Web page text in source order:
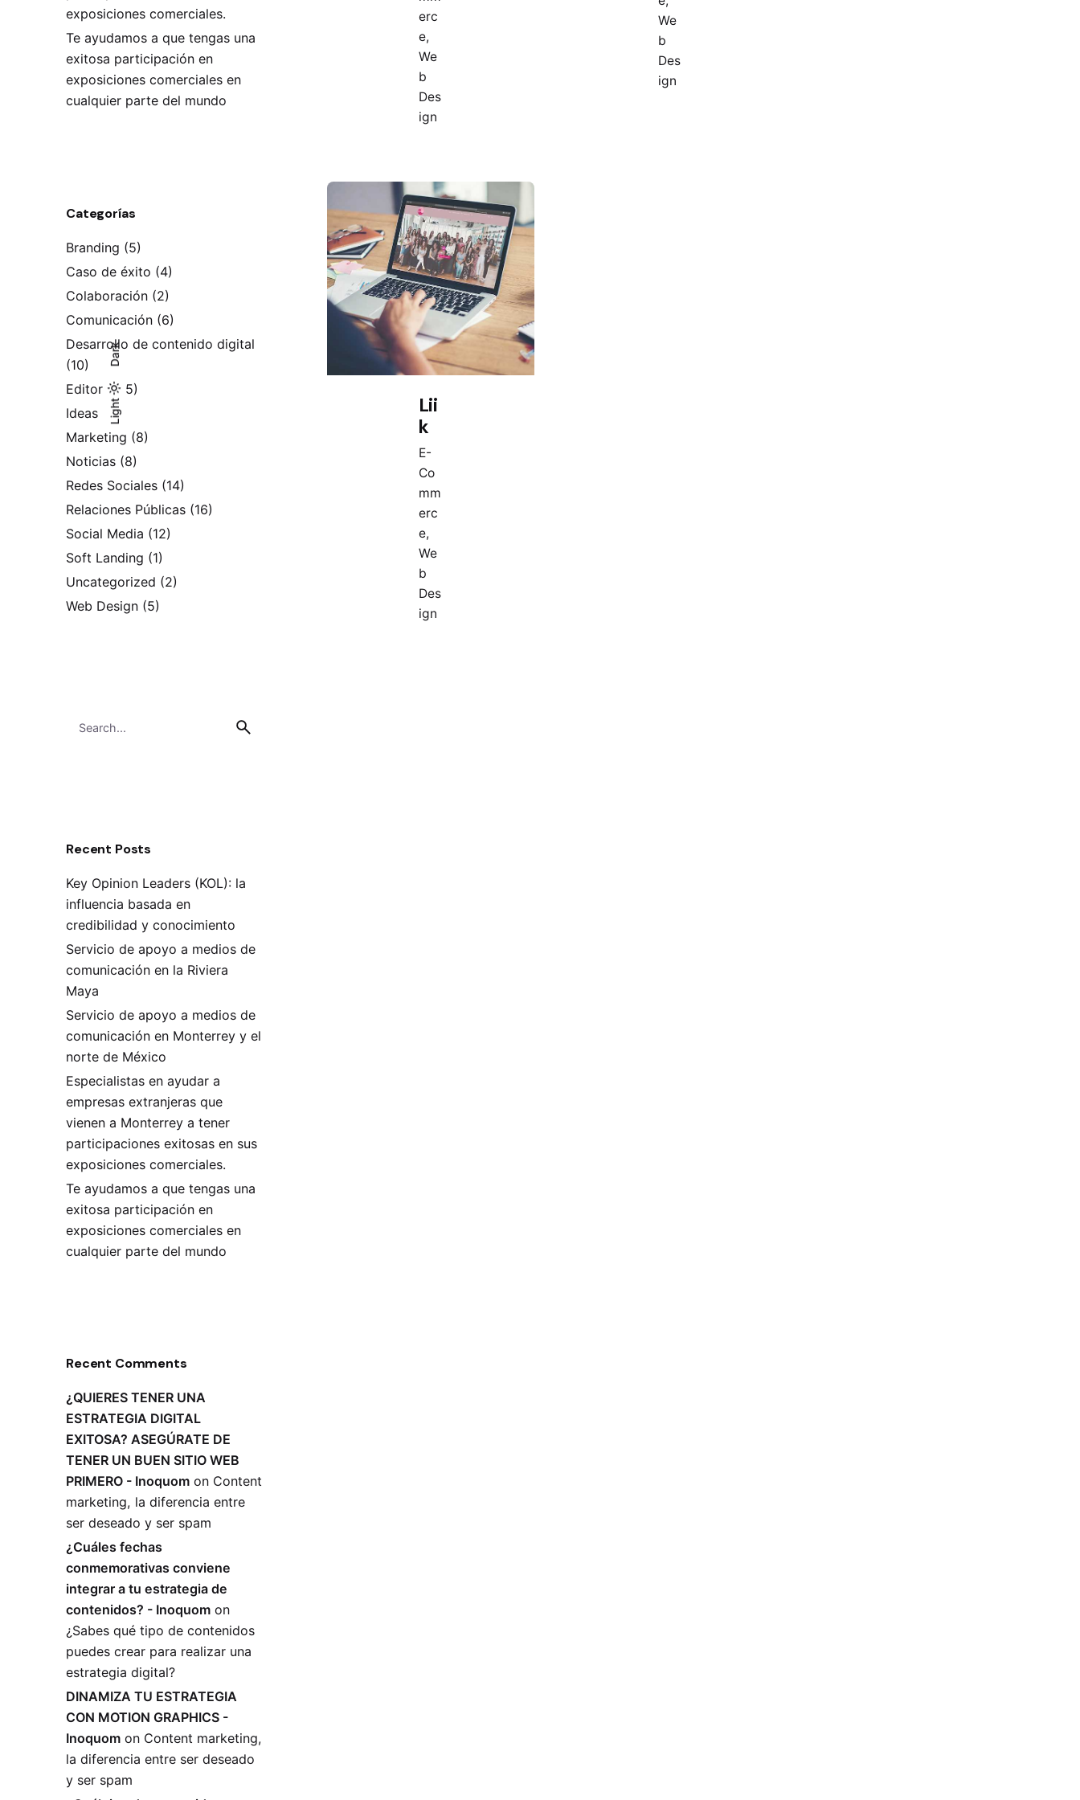
Light
Dark
Light
Dark
exposiciones comerciales.
Te ayudamos a que tengas una
exitosa participación en
exposiciones comerciales en
cualquier parte del mundo
Categorías
Branding (5)
Caso de éxito (4)
Colaboración (2)
Comunicación (6)
Desarrollo de contenido digital
(10)
Editorial(5)
Ideas (4)
Marketing (8)
Noticias (8)
Redes Sociales (14)
Relaciones Públicas (16)
Social Media (12)
Soft Landing (1)
Uncategorized (2)
Web Design (5)
for
Recent Posts
Key Opinion Leaders (KOL): la
influencia basada en
credibilidad y conocimiento
Servicio de apoyo a medios de
comunicación en la Riviera
Maya
Servicio de apoyo a medios de
comunicación en Monterrey y el
norte de México
Especialistas en ayudar a
empresas extranjeras que
vienen a Monterrey a tener
participaciones exitosas en sus
exposiciones comerciales.
Te ayudamos a que tengas una
exitosa participación en
exposiciones comerciales en
cualquier parte del mundo
Recent Comments
¿QUIERES TENER UNA
ESTRATEGIA DIGITAL
EXITOSA? ASEGÚRATE DE
TENER UN BUEN SITIO WEB
PRIMERO - Inoquom on Content
marketing, la diferencia entre
ser deseado y ser spam
¿Cuáles fechas
conmemorativas conviene
integrar a tu estrategia de
contenidos? - Inoquom on
¿Sabes qué tipo de contenidos
puedes crear para realizar una
estrategia digital?
DINAMIZA TU ESTRATEGIA
CON MOTION GRAPHICS -
Inoquom on Content marketing,
la diferencia entre ser deseado
y ser spam
erc
e
We
b
Des
ign
We
b
Des
ign
Lii
k
E-
Co
mm
erc
e
We
b
Des
ign